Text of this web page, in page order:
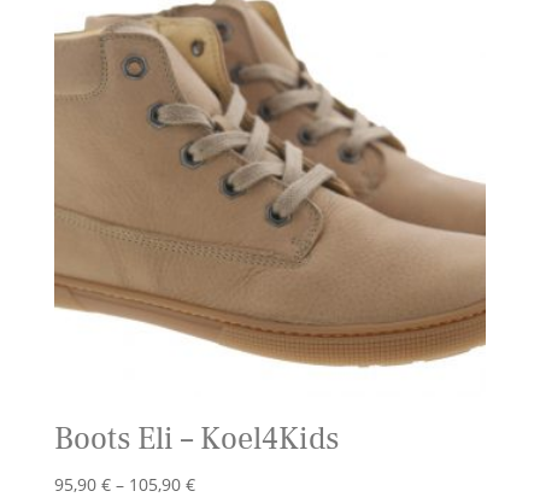
Boots Eli – Koel4Kids
95,90 € – 105,90 €Preisspanne: